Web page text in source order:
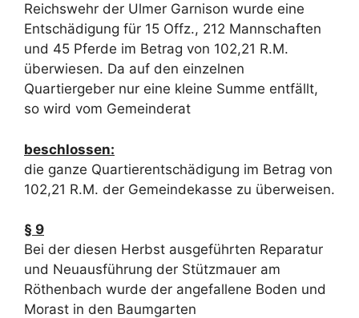
Reichswehr der Ulmer Garnison wurde eine
Entschädigung für 15 Offz., 212 Mannschaften
und 45 Pferde im Betrag von 102,21 R.M.
überwiesen. Da auf den einzelnen
Quartiergeber nur eine kleine Summe entfällt,
so wird vom Gemeinderat
beschlossen:
die ganze Quartierentschädigung im Betrag von
102,21 R.M. der Gemeindekasse zu überweisen.
§ 9
Bei der diesen Herbst ausgeführten Reparatur
und Neuausführung der Stützmauer am
Röthenbach wurde der angefallene Boden und
Morast in den Baumgarten